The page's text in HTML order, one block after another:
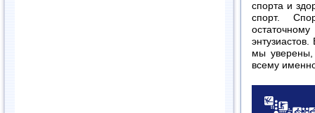
спорта и
спорт.
мы уверены,
всему